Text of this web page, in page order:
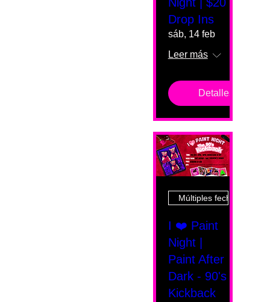
Drop Ins
sáb, 14 feb
Leer más
Detalles
Múltiples fechas
I ❤️ Paint
Night |
Paint After
Dark - 90's
Kickback